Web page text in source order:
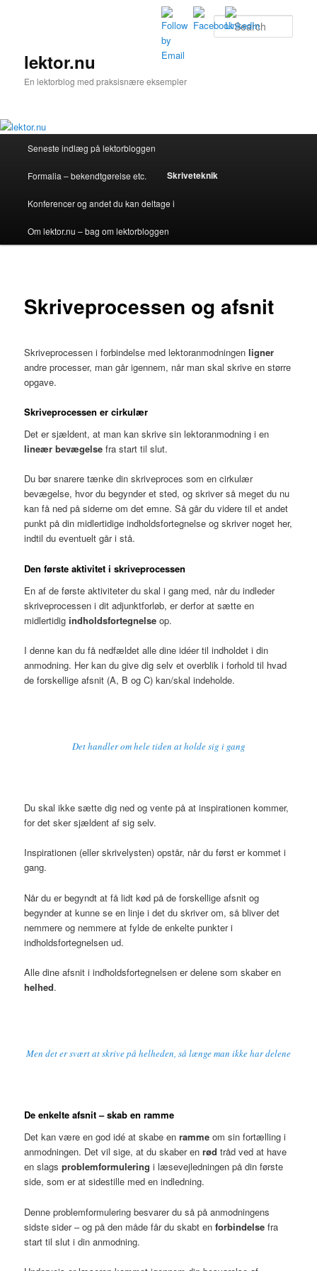
lektor.nu
En lektorblog med praksisnære eksempler
Seneste indlæg på lektorbloggen
Formalia – bekendtgørelse etc. Skriveteknik
Konferencer og andet du kan deltage i
Om lektor.nu – bag om lektorbloggen
Skriveprocessen og afsnit
Skriveprocessen i forbindelse med lektoranmodningenligner
andre processer, man går igennem, når man skal skrive en større
opgave.
Skriveprocessen er cirkulær
Det er sjældent, at man kan skrive sin lektoranmodning i en
lineær bevægelse fra start til slut.
Du bør snarere tænke din skriveproces som en cirkulær
bevægelse, hvor du begynder et sted, og skriver så meget du nu
kan få ned på siderne om det emne. Så går du videre til et andet
punkt på din midlertidige indholdsfortegnelse og skriver noget her,
indtil du eventuelt går i stå.
Den første aktivitet i skriveprocessen
En af de første aktiviteter du skal i gang med, når du indleder
skriveprocessen i dit adjunktforløb, er derfor at sætte en
midlertidigindholdsfortegnelseop.
I denne kan du få nedfældet alle dine idéer til indholdet i din
anmodning. Her kan du give dig selv et overblik i forhold til hvad
de forskellige afsnit (A, B og C) kan/skal indeholde.
Det handler om hele tiden at holde sig i gang
Du skal ikke sætte dig ned og vente på at inspirationen kommer,
for det sker sjældent af sig selv.
Inspirationen (eller skrivelysten) opstår, når du først er kommet i
gang.
Når du er begyndt at få lidt kød på de forskellige afsnit og
begynder at kunne se en linje i det du skriver om, så bliver det
nemmere og nemmere at fylde de enkelte punkter i
indholdsfortegnelsen ud.
Alle dine afsnit i indholdsfortegnelsen er delene som skaber en
helhed.
Men det er svært at skrive på helheden, så længe man ikke har delene
De enkelte afsnit – skab en ramme
Det kan være en god idé at skabe enramme om sin fortælling i
anmodningen. Det vil sige, at du skaber enrød tråd ved at have
en slagsproblemformulering i læsevejledningen på din første
side, som er at sidestille med en indledning.
Denne problemformulering besvarer du så på anmodningens
sidste sider – og på den måde får du skabt enforbindelse fra
start til slut i din anmodning.